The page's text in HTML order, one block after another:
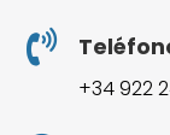
+34 922